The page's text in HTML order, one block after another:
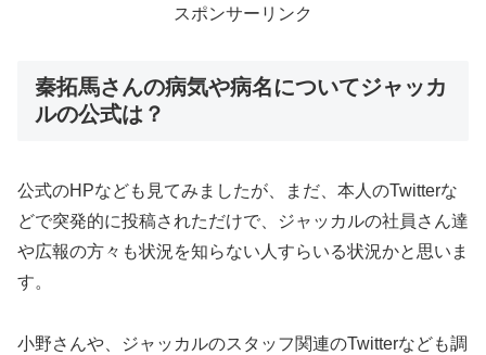
スポンサーリンク
秦拓馬さんの病気や病名についてジャッカ
ルの公式は？
公式のHPなども見てみましたが、まだ、本人のTwitterな
どで突発的に投稿されただけで、ジャッカルの社員さん達
や広報の方々も状況を知らない人すらいる状況かと思いま
す。
小野さんや、ジャッカルのスタッフ関連のTwitterなども調